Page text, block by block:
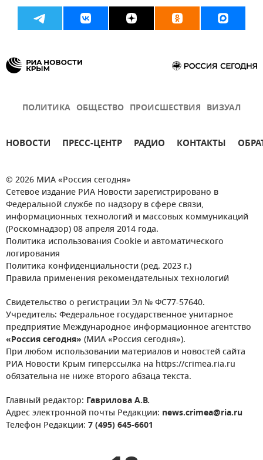
ПОЛИТИКА ОБЩЕСТВО ПРОИСШЕСТВИЯ ВИЗУАЛ
НОВОСТИ ПРЕСС-ЦЕНТР РАДИО КОНТАКТЫ
© 2026 МИА «Россия сегодня»
Сетевое издание РИА Новости зарегистрировано в
Федеральной службе по надзору в сфере связи,
информационных технологий и массовых коммуникаций
(Роскомнадзор) 08 апреля 2014 года.
Политика использования Cookie и автоматического
логирования
Политика конфиденциальности (ред. 2023 г.)
Правила применения рекомендательных технологий
Свидетельство о регистрации Эл № ФС77-57640.
Учредитель: Федеральное государственное унитарное
предприятие Международное информационное агентство
«Россия сегодня» (МИА «Россия сегодня»).
При любом использовании материалов и новостей сайта
РИА Новости Крым гиперссылка на https://crimea.ria.ru
обязательна не ниже второго абзаца текста.
Главный редактор: Гаврилова А.В.
Адрес электронной почты Редакции: news.crimea@ria.ru
Телефон Редакции: 7 (495) 645-6601